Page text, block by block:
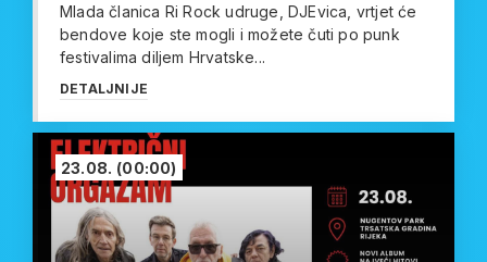
Mlada članica Ri Rock udruge, DJEvica, vrtjet će
bendove koje ste mogli i možete čuti po punk
festivalima diljem Hrvatske...
DETALJNIJE
23.08. (00:00)